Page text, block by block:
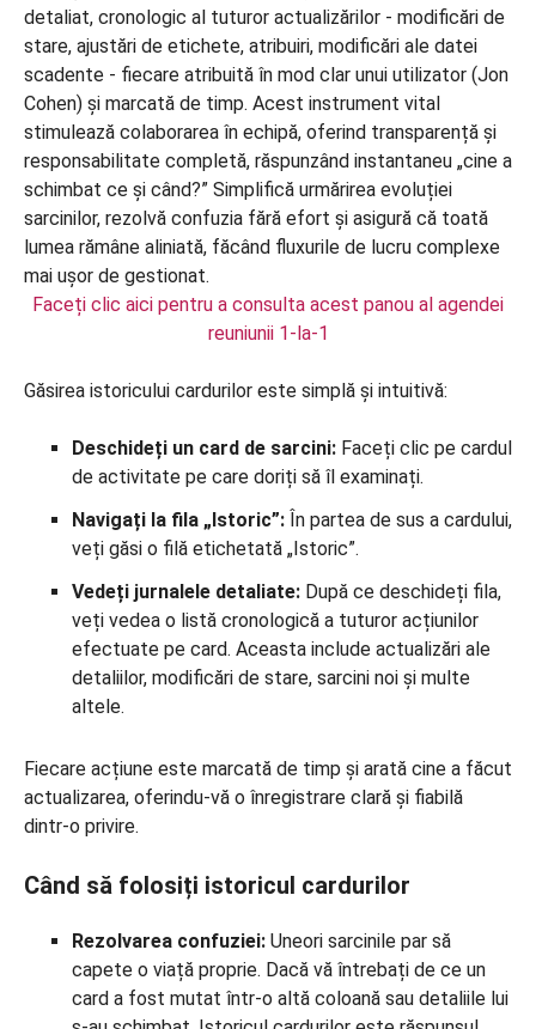
Faceți clic aici pentru a consulta acest panou al agendei
reuniunii 1-la-1
Găsirea istoricului cardurilor este simplă și intuitivă:
Deschideți un card de sarcini: Faceți clic pe cardul
de activitate pe care doriți să îl examinați.
Navigați la fila „Istoric”: În partea de sus a cardului,
veți găsi o filă etichetată „Istoric”.
Vedeți jurnalele detaliate: După ce deschideți fila,
veți vedea o listă cronologică a tuturor acțiunilor
efectuate pe card. Aceasta include actualizări ale
detaliilor, modificări de stare, sarcini noi și multe
altele.
Fiecare acțiune este marcată de timp și arată cine a făcut
actualizarea, oferindu-vă o înregistrare clară și fiabilă
dintr-o privire.
Când să folosiți istoricul cardurilor
Rezolvarea confuziei: Uneori sarcinile par să
capete o viață proprie. Dacă vă întrebați de ce un
card a fost mutat într-o altă coloană sau detaliile lui